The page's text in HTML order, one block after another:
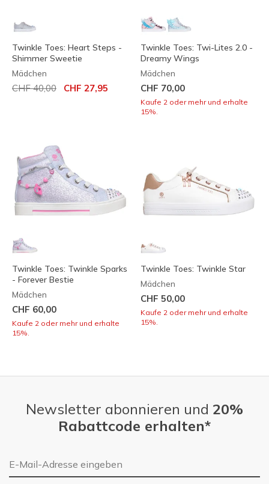
Twinkle Toes: Heart Steps -
Shimmer Sweetie
Mädchen
Reduziert von
CHF 40,00 auf
CHF 27,95
Twinkle Toes: Twi-Lites 2.0 -
Dreamy Wings
Mädchen
CHF 70,00
Kaufe 2 oder mehr und erhalte
15%.
Twinkle Toes: Twinkle Sparks
- Forever Bestie
Mädchen
CHF 60,00
Kaufe 2 oder mehr und erhalte
15%.
Twinkle Toes: Twinkle Star
Mädchen
CHF 50,00
Kaufe 2 oder mehr und erhalte
15%.
Newsletter abonnieren und 20%
Rabattcode erhalten*
E-Mail-Adresse